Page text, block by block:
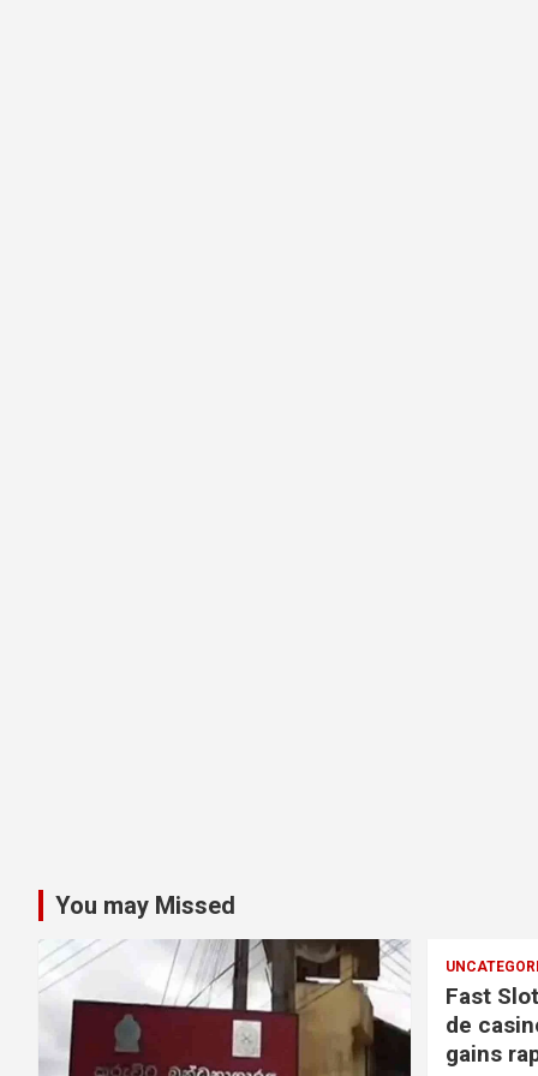
You may Missed
Fast
de
gains